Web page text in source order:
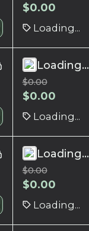
$0.00
Loading...
Loading...
$0.00
$0.00
Loading...
Loading...
$0.00
$0.00
Loading...